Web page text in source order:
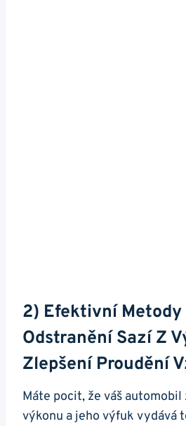
2) Efektivní‌ Metody
Odstranění Sazí Z
Zlepšení ⁤proudění
Máte​ pocit, ​že váš
výkonu⁢ a jeho výfuk vydává‌